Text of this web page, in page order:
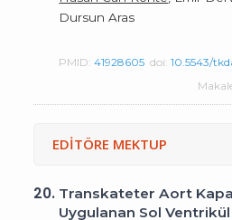
Dursun Aras
PMID:41928605 doi:10.5543/
EDİTÖRE MEKTUP
20. Transkateter Aort
Uygulanan Sol